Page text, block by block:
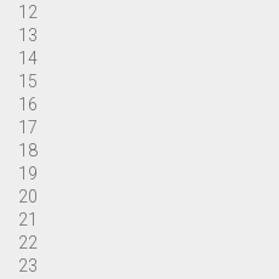
12
13
14
15
16
17
18
19
20
21
22
23